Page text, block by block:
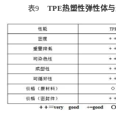
表9 TPE热塑性弹性体